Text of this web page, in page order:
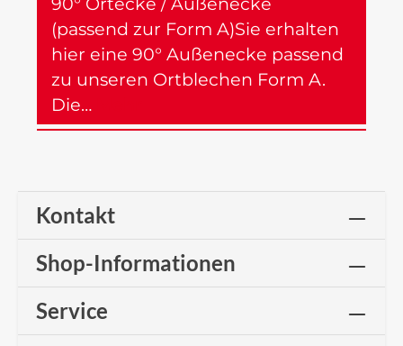
(passend zur Form A)Sie erhalten
hier eine 90° Außenecke passend
zu unseren Ortblechen Form A.
Die…
Kontakt
Shop-Informationen
Service